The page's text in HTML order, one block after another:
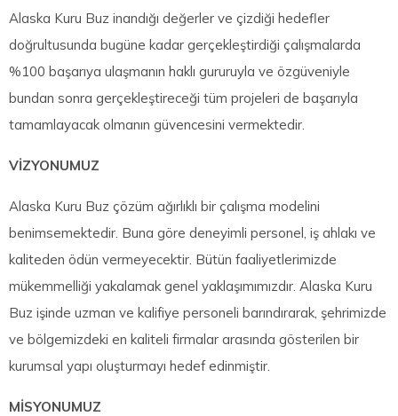
Alaska Kuru Buz inandığı değerler ve çizdiği hedefler
doğrultusunda bugüne kadar gerçekleştirdiği çalışmalarda
%100 başarıya ulaşmanın haklı gururuyla ve özgüveniyle
bundan sonra gerçekleştireceği tüm projeleri de başarıyla
tamamlayacak olmanın güvencesini vermektedir.
VİZYONUMUZ
Alaska Kuru Buz çözüm ağırlıklı bir çalışma modelini
benimsemektedir. Buna göre deneyimli personel, iş ahlakı ve
kaliteden ödün vermeyecektir. Bütün faaliyetlerimizde
mükemmelliği yakalamak genel yaklaşımımızdır. Alaska Kuru
Buz işinde uzman ve kalifiye personeli barındırarak, şehrimizde
ve bölgemizdeki en kaliteli firmalar arasında gösterilen bir
kurumsal yapı oluşturmayı hedef edinmiştir.
MİSYONUMUZ